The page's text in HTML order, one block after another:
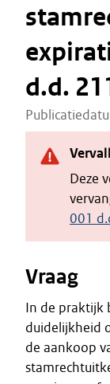
d.d.
Deze
001
Vraag
In de praktijk
duidelijkheid
de aankoop